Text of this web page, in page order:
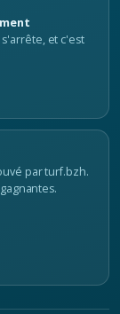
et c'est
par turf.bzh.